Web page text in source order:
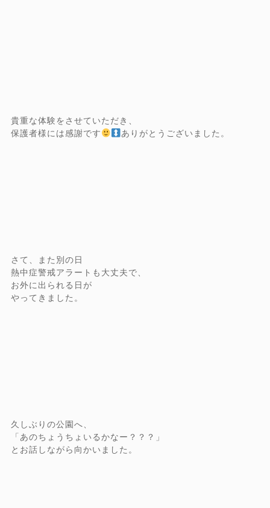
貴重な体験をさせていただき、
保護者様には感謝です
ありがとうございました。
さて、また別の日
熱中症警戒アラートも大丈夫で、
お外に出られる日が
やってきました。
久しぶりの公園へ、
「あのちょうちょいるかなー？？？」
とお話しながら向かいました。